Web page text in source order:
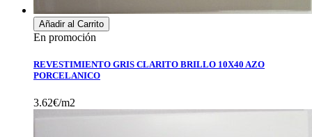
Añadir al Carrito
En promoción
REVESTIMIENTO GRIS CLARITO BRILLO 10X40 AZO
PORCELANICO
3.62€/m2